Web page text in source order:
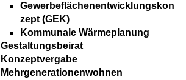
Gewerbeflächenentwicklungskon
zept (GEK)
Kommunale Wärmeplanung
Gestaltungsbeirat
Konzeptvergabe
Mehrgenerationenwohnen